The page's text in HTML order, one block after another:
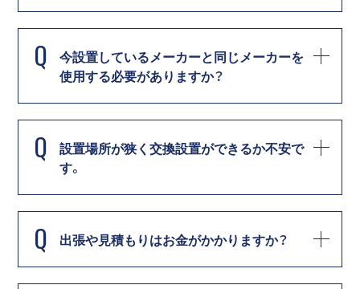
Q
今設置しているメーカーと同じメーカーを
使用する必要がありますか？
Q
設置場所が狭く交換設置ができるか不安で
す。
Q 出張や見積もりはお金がかかりますか？